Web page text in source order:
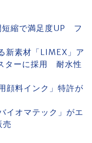
縮で満足度UP フ
新素材「LIMEX」ア
ターに採用 耐水性
顔料インク」特許が
イオマテック」がエ